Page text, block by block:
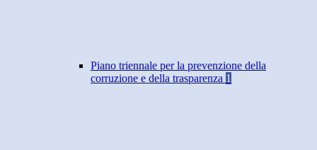
Piano triennale per la prevenzione della
corruzione e della trasparenza 1